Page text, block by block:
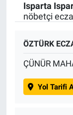
Isparta
nöbetçi
ÖZTÜRK
ÇÜNÜR
Yol Tarifi